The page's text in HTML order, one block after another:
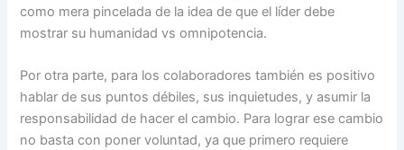
como mera pincelada de la idea de que el líder debe
mostrar su humanidad vs omnipotencia.
Por otra parte, para los colaboradores también es positivo
hablar de sus puntos débiles, sus inquietudes, y asumir la
responsabilidad de hacer el cambio. Para lograr ese cambio
no basta con poner voluntad, ya que primero requiere